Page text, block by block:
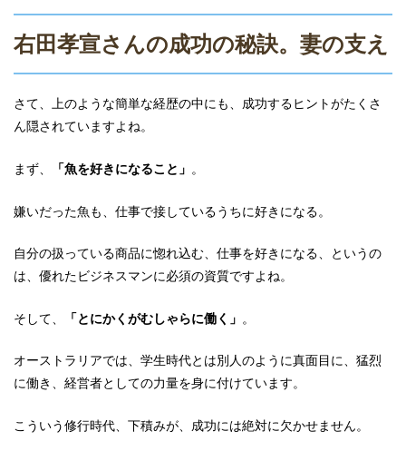
右田孝宣さんの成功の秘訣。妻の支え
さて、上のような簡単な経歴の中にも、成功するヒントがたくさ
ん隠されていますよね。
まず、 「魚を好きになること」 。
嫌いだった魚も、仕事で接しているうちに好きになる。
自分の扱っている商品に惚れ込む、仕事を好きになる、というの
は、優れたビジネスマンに必須の資質ですよね。
そして、 「とにかくがむしゃらに働く」 。
オーストラリアでは、学生時代とは別人のように真面目に、猛烈
に働き、経営者としての力量を身に付けています。
こういう修行時代、下積みが、成功には絶対に欠かせません。